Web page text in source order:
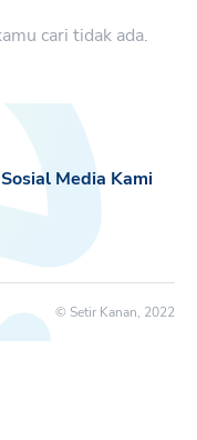
cari tidak ada.
Sosial Media Kami
© Setir Kanan, 2022